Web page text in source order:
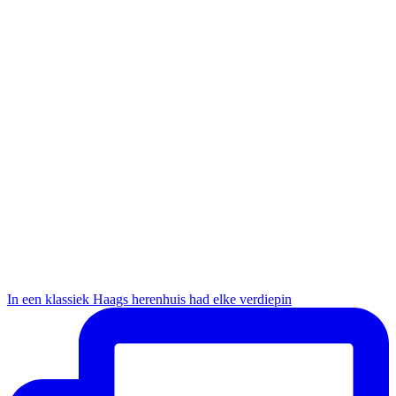
In een klassiek Haags herenhuis had elke verdiepin